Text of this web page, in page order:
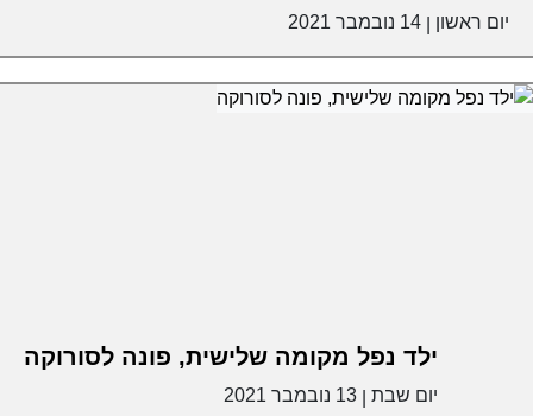
יום ראשון 14 נובמבר 2021
ילד נפל מקומה שלישית, פונה לסורוקה
יום שבת 13 נובמבר 2021